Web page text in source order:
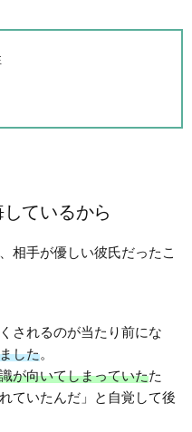
ているから
相手が優しい彼氏だったこ
されるのが当たり前にな
した。
が向いてしまっていたた
ていたんだ」と自覚して後